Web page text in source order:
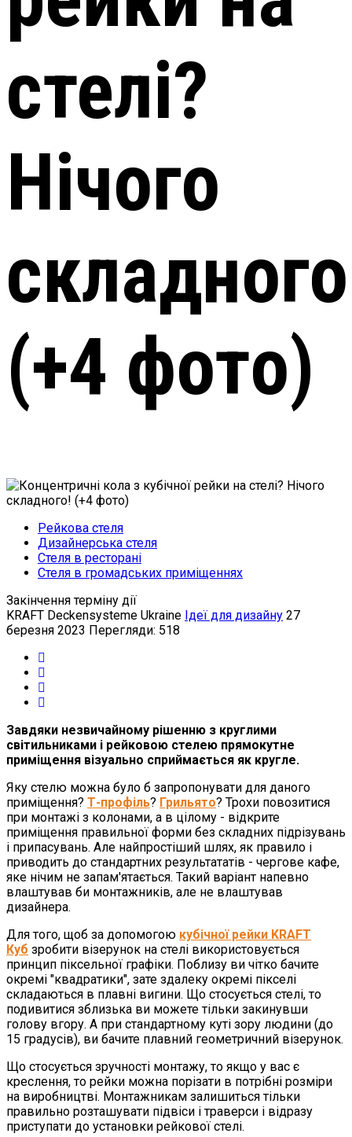
стелі?
Нічого
(+4 фото)
Рейкова стеля
Дизайнерська стеля
Стеля в ресторані
Стеля в громадських приміщеннях
Закінчення терміну дії
KRAFT Deckensysteme Ukraine Ідеї для дизайну 27
березня 2023 Перегляди: 518
Завдяки незвичайному рішенню з круглими
світильниками і рейковою стелею прямокутне
приміщення візуально сприймається як кругле.
Яку стелю можна було б запропонувати для даного
приміщення? Т-профіль? Грильято? Трохи повозитися
при монтажі з колонами, а в цілому - відкрите
приміщення правильної форми без складних підрізувань
і припасувань. Але найпростіший шлях, як правило і
приводить до стандартних результататів - чергове кафе,
яке нічим не запам'ятається. Такий варіант напевно
влаштував би монтажників, але не влаштував
дизайнера.
Для того, щоб за допомогою кубічної рейки KRAFT
Куб зробити візерунок на стелі використовується
принцип піксельної графіки. Поблизу ви чітко бачите
окремі "квадратики", зате здалеку окремі пікселі
складаються в плавні вигини. Що стосується стелі, то
подивитися зблизька ви можете тільки закинувши
голову вгору. А при стандартному куті зору людини (до
15 градусів), ви бачите плавний геометричний візерунок.
Що стосується зручності монтажу, то якщо у вас є
креслення, то рейки можна порізати в потрібні розміри
на виробництві. Монтажникам залишиться тільки
правильно розташувати підвіси і траверси і відразу
приступати до установки рейкової стелі.